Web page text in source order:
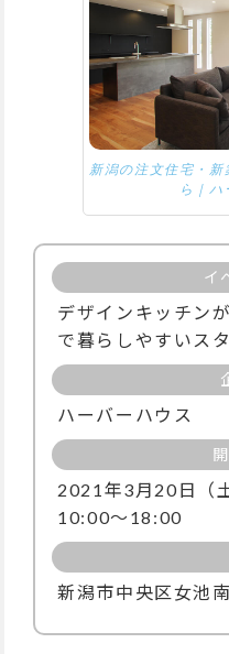
新潟の注文住宅・
ら｜ハ
イ
デザインキッチン
で暮らしやすいス
ハーバーハウス
2021年3月20日（
10:00～18:00
新潟市中央区女池南